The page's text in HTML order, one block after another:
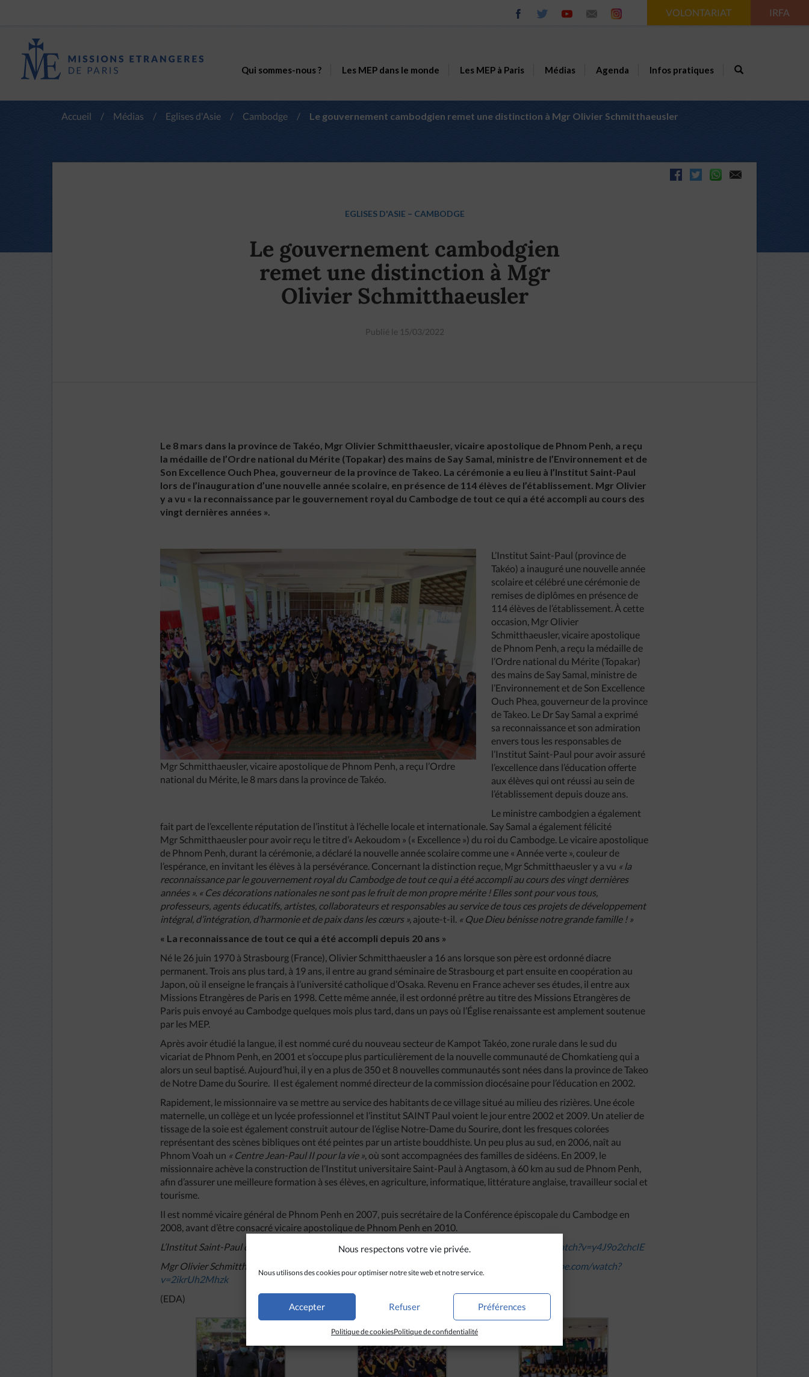
Nous respectons votre vie privée.
Nous utilisons des cookies pour optimiser notre site web et notre service.
Accepter Refuser Préférences
Politique de cookiesPolitique de confidentialité
VOLONTARIAT IRFA
Qui sommes-nous ? Les MEP dans le monde Les MEP à Paris Médias Agenda Infos pratiques
Accueil / Médias / Eglises d'Asie / Cambodge / Le gouvernement cambodgien remet une distinction à Mgr Olivier Schmitthaeusler
EGLISES D'ASIE – CAMBODGE
Le gouvernement cambodgien
remet une distinction à Mgr
Olivier Schmitthaeusler
Publié le 15/03/2022
Le 8 mars dans la province de Takéo, Mgr Olivier Schmitthaeusler, vicaire apostolique de Phnom Penh, a reçu
la médaille de l’Ordre national du Mérite (Topakar) des mains de Say Samal, ministre de l’Environnement et de
Son Excellence Ouch Phea, gouverneur de la province de Takeo. La cérémonie a eu lieu à l’Institut Saint-Paul
lors de l’inauguration d’une nouvelle année scolaire, en présence de 114 élèves de l’établissement. Mgr Olivier
y a vu « la reconnaissance par le gouvernement royal du Cambodge de tout ce qui a été accompli au cours des
vingt dernières années ».
Mgr Schmitthaeusler, vicaire apostolique de Phnom Penh, a reçu l’Ordre
national du Mérite, le 8 mars dans la province de Takéo.
L’Institut Saint-Paul (province de
Takéo) a inauguré une nouvelle année
scolaire et célébré une cérémonie de
remises de diplômes en présence de
114 élèves de l’établissement. À cette
occasion, Mgr Olivier
Schmitthaeusler, vicaire apostolique
de Phnom Penh, a reçu la médaille de
l’Ordre national du Mérite (Topakar)
des mains de Say Samal, ministre de
l’Environnement et de Son Excellence
Ouch Phea, gouverneur de la province
de Takeo. Le Dr Say Samal a exprimé
sa reconnaissance et son admiration
envers tous les responsables de
l’Institut Saint-Paul pour avoir assuré
l’excellence dans l’éducation offerte
aux élèves qui ont réussi au sein de
l’établissement depuis douze ans.
Le ministre cambodgien a également
fait part de l’excellente réputation de l’institut à l’échelle locale et internationale. Say Samal a également félicité
Mgr Schmitthaeusler pour avoir reçu le titre d’« Aekoudom » (« Excellence ») du roi du Cambodge. Le vicaire apostolique
de Phnom Penh, durant la cérémonie, a déclaré la nouvelle année scolaire comme une « Année verte », couleur de
l’espérance, en invitant les élèves à la persévérance. Concernant la distinction reçue, Mgr Schmitthaeusler y a vu « la
reconnaissance par le gouvernement royal du Cambodge de tout ce qui a été accompli au cours des vingt dernières
années ». « Ces décorations nationales ne sont pas le fruit de mon propre mérite ! Elles sont pour vous tous,
professeurs, agents éducatifs, artistes, collaborateurs et responsables au service de tous ces projets de développement
intégral, d’intégration, d’harmonie et de paix dans les cœurs », ajoute-t-il. « Que Dieu bénisse notre grande famille ! »
« La reconnaissance de tout ce qui a été accompli depuis 20 ans »
Né le 26 juin 1970 à Strasbourg (France), Olivier Schmitthaeusler a 16 ans lorsque son père est ordonné diacre
permanent. Trois ans plus tard, à 19 ans, il entre au grand séminaire de Strasbourg et part ensuite en coopération au
Japon, où il enseigne le français à l’université catholique d’Osaka. Revenu en France achever ses études, il entre aux
Missions Etrangères de Paris en 1998. Cette même année, il est ordonné prêtre au titre des Missions Etrangères de
Paris puis envoyé au Cambodge quelques mois plus tard, dans un pays où l’Église renaissante est amplement soutenue
par les MEP.
Après avoir étudié la langue, il est nommé curé du nouveau secteur de Kampot Takéo, zone rurale dans le sud du
vicariat de Phnom Penh, en 2001 et s’occupe plus particulièrement de la nouvelle communauté de Chomkatieng qui a
alors un seul baptisé. Aujourd’hui, il y en a plus de 350 et 8 nouvelles communautés sont nées dans la province de Takeo
de Notre Dame du Sourire. Il est également nommé directeur de la commission diocésaine pour l’éducation en 2002.
Rapidement, le missionnaire va se mettre au service des habitants de ce village situé au milieu des rizières. Une école
maternelle, un collège et un lycée professionnel et l’institut SAINT Paul voient le jour entre 2002 et 2009. Un atelier de
tissage de la soie est également construit autour de l’église Notre-Dame du Sourire, dont les fresques colorées
représentant des scènes bibliques ont été peintes par un artiste bouddhiste. Un peu plus au sud, en 2006, naît au
Phnom Voah un « Centre Jean-Paul II pour la vie », où sont accompagnées des familles de sidéens. En 2009, le
missionnaire achève la construction de l’Institut universitaire Saint-Paul à Angtasom, à 60 km au sud de Phnom Penh,
afin d’assurer une meilleure formation à ses élèves, en agriculture, informatique, littérature anglaise, travailleur social et
tourisme.
Il est nommé vicaire général de Phnom Penh en 2007, puis secrétaire de la Conférence épiscopale du Cambodge en
2008, avant d’être consacré vicaire apostolique de Phnom Penh en 2010.
L’Institut Saint-Paul de Takéo inaugure une nouvelle année scolaire :https://www.youtube.com/watch?v=y4J9o2chcIE
Mgr Olivier Schmitthaeusler déclare une “Année verte” à l’Institut Saint-Paul :
https://www.youtube.com/watch?
v=2ikrUh2Mhzk
(EDA)